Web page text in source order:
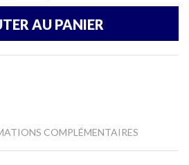
AU PANIER
COMPLÉMENTAIRES